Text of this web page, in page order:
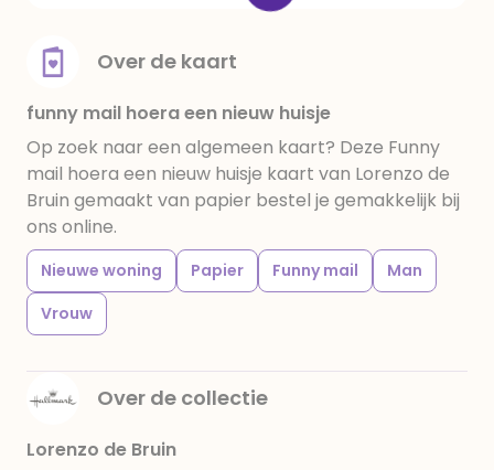
Over de kaart
funny mail hoera een nieuw huisje
Op zoek naar een algemeen kaart? Deze Funny
mail hoera een nieuw huisje kaart van Lorenzo de
Bruin gemaakt van papier bestel je gemakkelijk bij
ons online.
Nieuwe woning Papier Funny mail
Man
Vrouw
Over de collectie
Lorenzo de Bruin